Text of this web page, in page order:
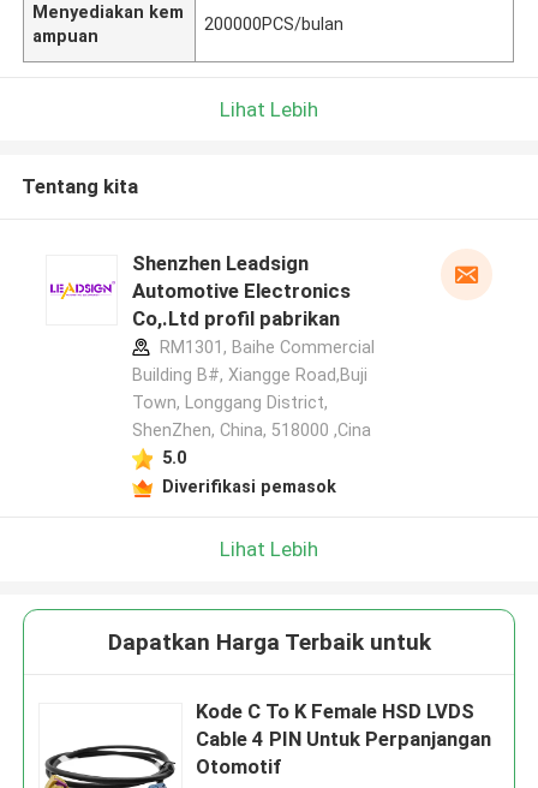
Menyediakan kem
ampuan
200000PCS/bulan
Lihat Lebih
Tentang kita
Shenzhen Leadsign
Automotive Electronics
Co,.Ltd profil pabrikan
RM1301, Baihe Commercial
Building B#, Xiangge Road,Buji
Town, Longgang District,
ShenZhen, China, 518000 ,Cina
5.0
Diverifikasi pemasok
Lihat Lebih
Dapatkan Harga Terbaik untuk
Kode C To K Female HSD LVDS
Cable 4 PIN Untuk Perpanjangan
Otomotif